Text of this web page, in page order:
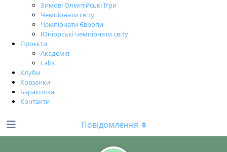
Зимові Олімпійські Ігри
Чемпіонати світу
Чемпіонати Європи
Юніорські чемпіонати світу
Проєкти
Академія
Labs
Клуби
Ковзанки
Барахолка
Контакти
Повідомлення